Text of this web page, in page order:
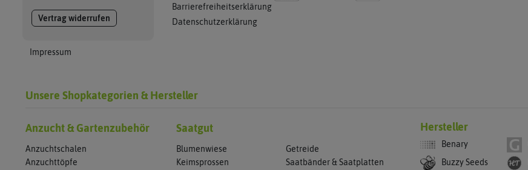
Vertrag widerrufen
Impressum
Barrierefreiheitserklärung
Datenschutzerklärung
Unsere Shopkategorien & Hersteller
Anzucht & Gartenzubehör
Anzuchtschalen
Anzuchttöpfe
Saatgut
Blumenwiese
Getreide
Keimsprossen
Saatbänder & Saatplatten
Hersteller
Benary
Buzzy Seeds